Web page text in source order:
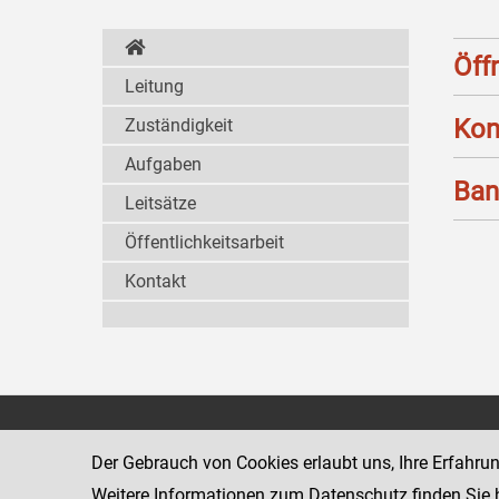
Leitung
Zuständigkeit
Aufgaben
Leitsätze
Öffentlichkeitsarbeit
Kontakt
www.justiz.gv.at/stak
Der Gebrauch von Cookies erlaubt uns, Ihre